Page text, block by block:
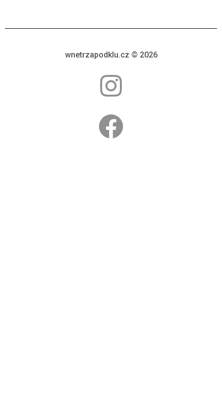
wnetrzapodklu.cz © 2026